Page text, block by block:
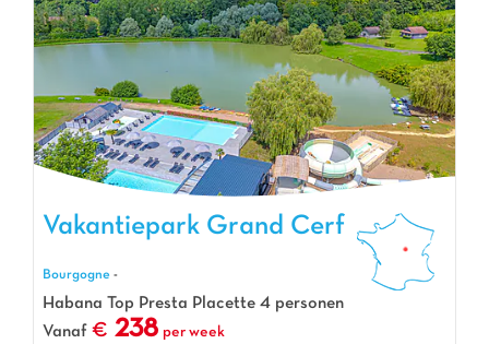
Vakantiepark Grand Cerf
Bourgogne -
Habana Top Presta Placette 4 personen
Vanaf
238 per week